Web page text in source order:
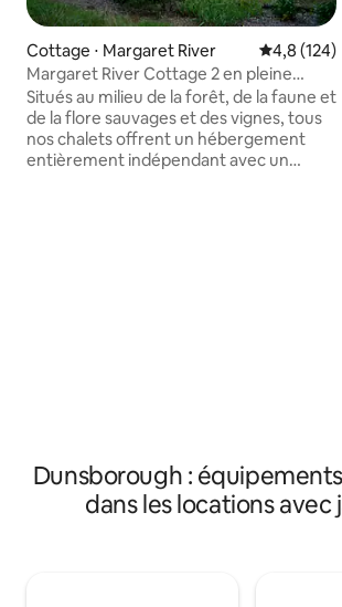
Cottage ⋅ Margaret River
4,8 (124)
Margaret River Cottage 2 en pleine
nature.
Situés au milieu de la forêt, de la faune et
de la flore sauvages et des vignes, tous
nos chalets offrent un hébergement
entièrement indépendant avec un
Dunsborough :
dans les locations avec